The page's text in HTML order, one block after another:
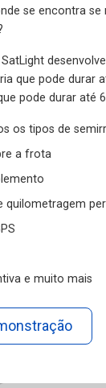
se encontra se
que pode durar
pode durar até
os tipos de
a frota
quilometragem
e muito mais